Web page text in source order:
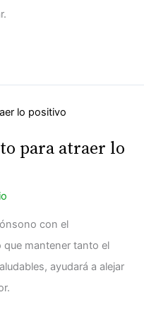
para atraer lo
con el
mantener tanto el
ayudará a alejar